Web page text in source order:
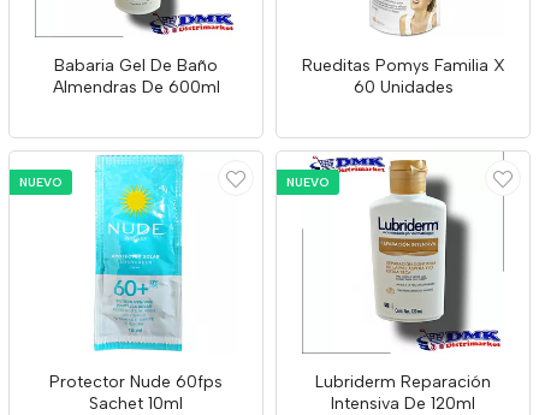
Babaria Gel De Baño
Almendras De 600ml
Rueditas Pomys Familia X
60 Unidades
NUEVO
Protector Nude 60fps
Sachet 10ml
NUEVO
Lubriderm Reparación
Intensiva De 120ml